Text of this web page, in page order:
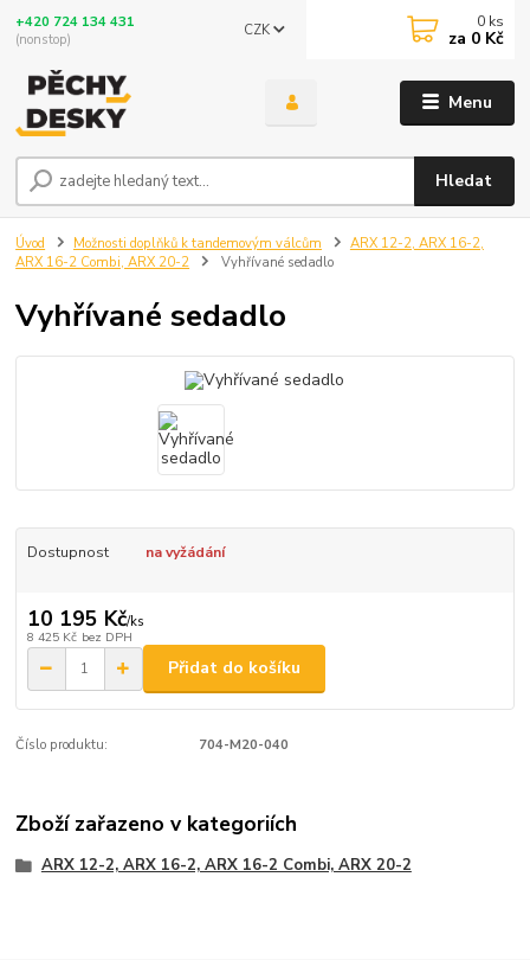
Menu
CZK
Hledat
+420 724 134 431
(nonstop)
0 ks
za 0 Kč
Úvod Možnosti doplňků k tandemovým válcům
ARX 12-2, ARX 16-2,
ARX 16-2 Combi, ARX 20-2
Vyhřívané sedadlo
Vyhřívané sedadlo
Dostupnost na vyžádání
10 195 Kč/ks
8 425 Kč bez DPH
Přidat do košíku
Číslo produktu: 704-M20-040
Zboží zařazeno v kategoriích
ARX 12-2, ARX 16-2, ARX 16-2 Combi, ARX 20-2